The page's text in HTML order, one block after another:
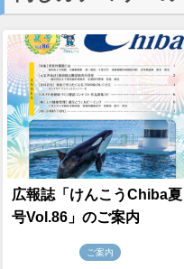
広報誌「けんこうChiba夏
号Vol.86」のご案内
ご案内